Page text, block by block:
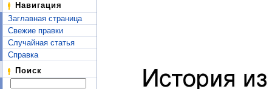
Навигация
Заглавная страница
Свежие правки
Случайная статья
Справка
Поиск